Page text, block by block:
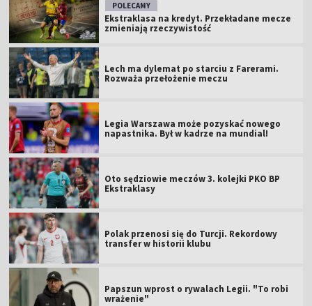
POLECAMY
Ekstraklasa na kredyt. Przekładane mecze
zmieniają rzeczywistość
Lech ma dylemat po starciu z Farerami.
Rozważa przełożenie meczu
Legia Warszawa może pozyskać nowego
napastnika. Był w kadrze na mundial!
Oto sędziowie meczów 3. kolejki PKO BP
Ekstraklasy
Polak przenosi się do Turcji. Rekordowy
transfer w historii klubu
Papszun wprost o rywalach Legii. "To robi
wrażenie"